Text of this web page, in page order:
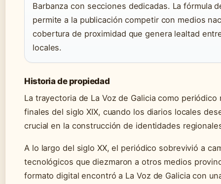
Barbanza con secciones dedicadas. La fórmula
permite a la publicación competir con medios
cobertura de proximidad que genera lealtad
locales.
Historia de propiedad
La trayectoria de La Voz de Galicia como
finales del siglo XIX, cuando los diarios locales
crucial en la construcción de identidades
A lo largo del siglo XX, el periódico sobrevivió a
tecnológicos que diezmaron a otros medios
formato digital encontró a La Voz de Galicia con